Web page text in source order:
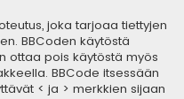
joka tarjoaa tiettyjen
BBCoden käytöstä
ottaa pois käytöstä myös
BBCode itsessään
< ja > merkkien sijaan